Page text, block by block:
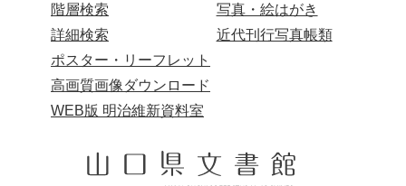
階層検索
詳細検索
写真・絵はがき
近代刊行写真帳類
ポスター・リーフレット
高画質画像ダウンロード
WEB版 明治維新資料室